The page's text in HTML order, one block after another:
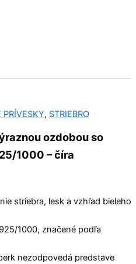
PRÍVESKY, STRIEBRO
ozdobou so
1000 – číra
striebra, lesk a vzhľad bieleho
1000, značené podľa
nezodpovedá predstave